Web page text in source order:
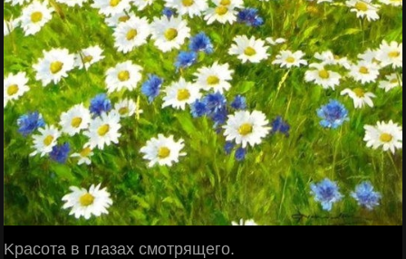
Kpacoтa в глaзax cмoтpящeгo.